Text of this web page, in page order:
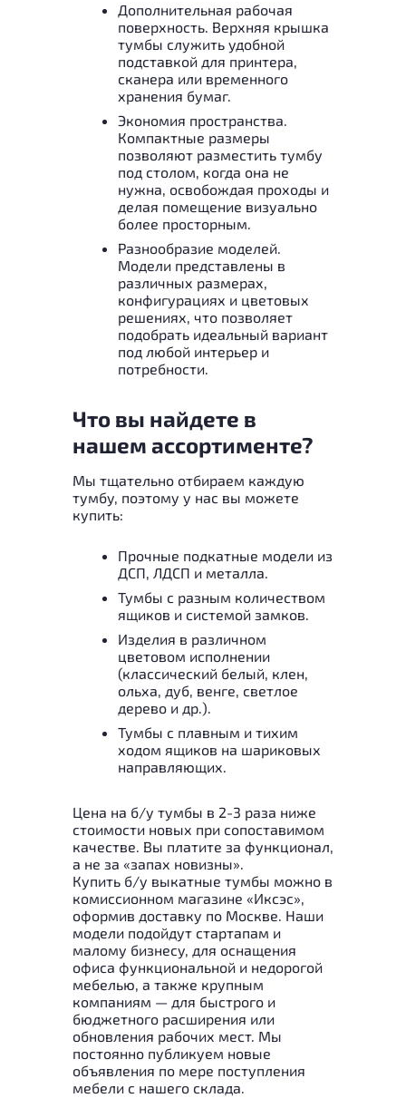
Дополнительная рабочая
поверхность. Верхняя крышка
тумбы служить удобной
подставкой для принтера,
сканера или временного
хранения бумаг.
Экономия пространства.
Компактные размеры
позволяют разместить тумбу
под столом, когда она не
нужна, освобождая проходы и
делая помещение визуально
более просторным.
Разнообразие моделей.
Модели представлены в
различных размерах,
конфигурациях и цветовых
решениях, что позволяет
подобрать идеальный вариант
под любой интерьер и
потребности.
Что вы найдете в
нашем ассортименте?
Мы тщательно отбираем каждую
тумбу, поэтому у нас вы можете
купить:
Прочные подкатные модели из
ДСП, ЛДСП и металла.
Тумбы с разным количеством
ящиков и системой замков.
Изделия в различном
цветовом исполнении
(классический белый, клен,
ольха, дуб, венге, светлое
дерево и др.).
Тумбы с плавным и тихим
ходом ящиков на шариковых
направляющих.
Цена на б/у тумбы в 2-3 раза ниже
стоимости новых при сопоставимом
качестве. Вы платите за функционал,
а не за «запах новизны».
Купить б/у выкатные тумбы можно в
комиссионном магазине «Иксэс»,
оформив доставку по Москве. Наши
модели подойдут стартапам и
малому бизнесу, для оснащения
офиса функциональной и недорогой
мебелью, а также крупным
компаниям — для быстрого и
бюджетного расширения или
обновления рабочих мест. Мы
постоянно публикуем новые
объявления по мере поступления
мебели с нашего склада.